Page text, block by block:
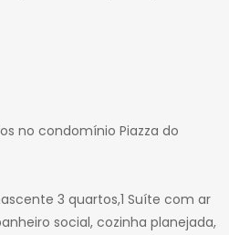
no condomínio Piazza do
3 quartos,1 Suíte com ar
social, cozinha planejada,